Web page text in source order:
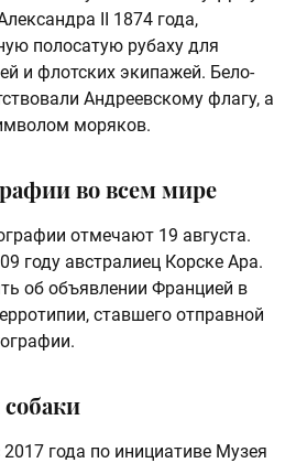
II 1874 года,
полосатую рубаху для
и флотских экипажей. Бело-
Андреевскому флагу, а
моряков.
во всем мире
отмечают 19 августа.
году австралиец Корске Ара.
об объявлении Францией в
ставшего отправной
2017 года по инициативе Музея